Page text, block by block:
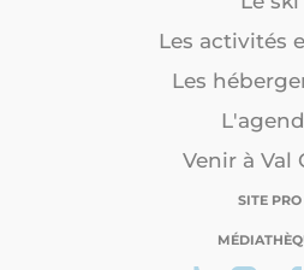
Les activités
Les
Venir à Val
SITE PRO